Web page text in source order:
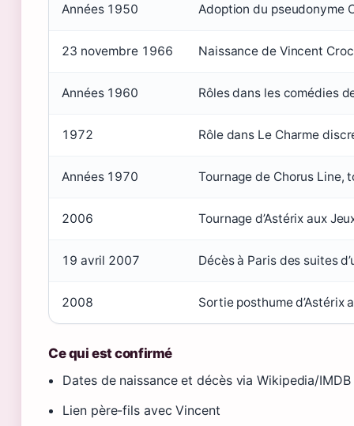
Années 1950 Adoption du pseudonyme
23 novembre 1966 Naissance de Vincent
Années 1960 Rôles dans les comédies
1972 Rôle dans Le Charme
Années 1970 Tournage de Chorus Line,
2006 Tournage d’Astérix aux
19 avril 2007 Décès à Paris des suites
2008 Sortie posthume d’Astérix
Ce qui est confirmé
Dates de naissance et décès via Wikipedia/IMDB
Lien père-fils avec Vincent